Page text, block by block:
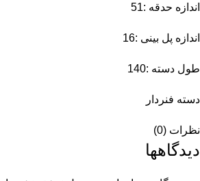
اندازه حدقه :51
اندازه پل بینی :16
طول دسته :140
دسته فنردار
نظرات (0)
دیدگاهها